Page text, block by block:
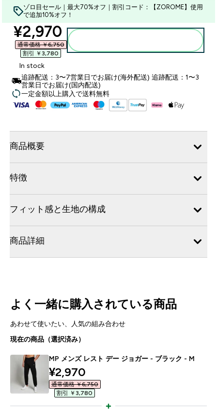
ゾロ目セール｜最大70%オフ｜割引コード：【ZOROME】使用
で追加10%オフ！
discounted price
¥2,970‎
通常価格 ￥6,750‎
割引 ￥3,780‎
In stock
追跡配送：3〜7営業日でお届け(海外配送) 追跡配送：1〜3
営業日でお届け(国内配送)
一定金額以上購入で送料無料
商品概要
特徴
フィット感と生地の構成
商品詳細
よく一緒に購入されている商品
あわせて使いたい、人気の組み合わせ
現在の商品（選択済み）
MP メンズ レスト デー ジョガー - ブラック - M
discounted price
¥2,970‎
通常価格 ￥6,750‎
割引 ￥3,780‎